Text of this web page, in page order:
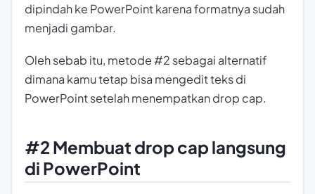
dipindah ke PowerPoint karena formatnya sudah
menjadi gambar.
Oleh sebab itu, metode #2 sebagai alternatif
dimana kamu tetap bisa mengedit teks di
PowerPoint setelah menempatkan drop cap.
#2 Membuat drop cap langsung
di PowerPoint